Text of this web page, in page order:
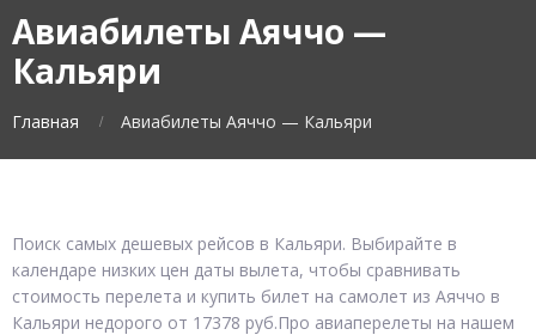
Авиабилеты Аяччо —
Кальяри
Главная Авиабилеты Аяччо — Кальяри
Поиск самых дешевых рейсов в Кальяри. Выбирайте в
календаре низких цен даты вылета, чтобы сравнивать
стоимость перелета и купить билет на самолет из Аяччо в
Кальяри недорого от 17378 руб.Про авиаперелеты на нашем